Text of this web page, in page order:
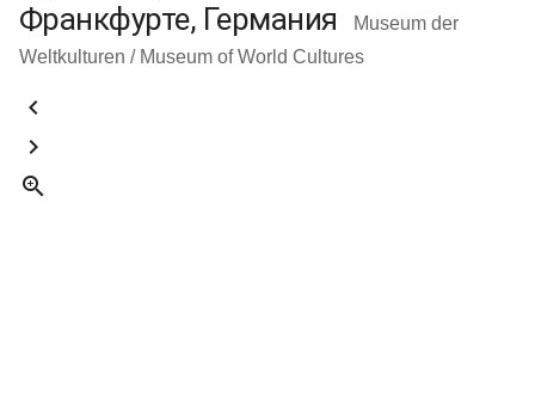
Франкфурте, Германия
Museum der
Weltkulturen / Museum of World Cultures


